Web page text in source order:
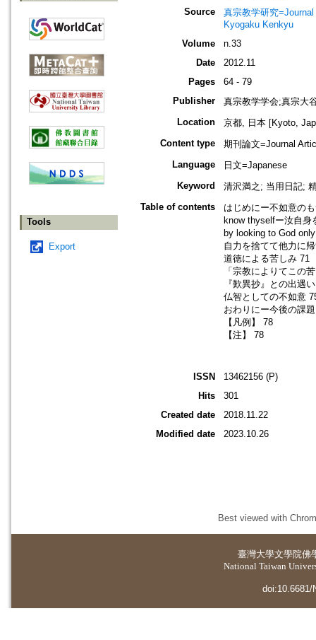
Tools
Export
Source
真宗教学研究
Kyogaku Kenkyu
Volume
n.33
Date
2012.11
Pages
64 - 79
Publisher
真宗教学学会;真宗大
Location
京都, 日本 [Kyoto,
Content type
期刊論文=Journal
Language
日文=Japanese
Keyword
清沢満之; 当用日記;
Table of contents
はじめにー不如意の
know thyselfー汝自身
by looking to God
自力を捨てて他力に
道徳による苦しみ 71
「宗教によりてこの
『歎異抄』との出遇
仏智としての不如意
おわりにー今後の課
【凡例】 78
【注】 78
ISSN
13462156 (P)
Hits
301
Created date
2018.11.22
Modified date
2023.10.26
Best viewed with
臺灣大學文學院佛
National Taiwan
doi:10.6681/